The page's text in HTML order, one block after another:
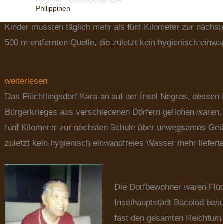
Philippinen
Menschenrechtsverletzungen des Bürgerkrieges aus
Kinder mussten täglich mehr als fünf Kilometer zur
500 m entfernten Quelle, die zuletzt kein hygienisch
weiterlesen
Das Flüchtlingsdorf Kara-an auf der Insel Negros,
Bürgerkrieges aus verschiedenen Dörfern geflohen
fünf Kilometer zur nächsten Schule über unwegsames
zuletzt kein hygienisch einwandfreies Wasser mehr
Die Dorfbewohner waren
Inselhauptstadt Bacolod
fast den gesamten